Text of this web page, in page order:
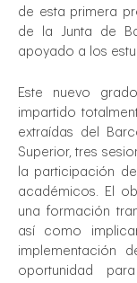
de esta primera
de la Junta de
apoyado a los
Este nuevo
impartido
extraídas del
Superior, tres
la participación
académicos. El
una formación
así como
implementación
oportunidad